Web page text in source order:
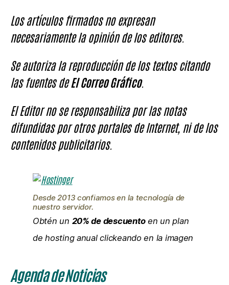
Los artículos firmados no expresan
necesariamente la opinión de los editores.
Se autoriza la reproducción de los textos citando
las fuentes deEl Correo Gráfico.
El Editor no se responsabiliza por las notas
difundidas por otros portales de Internet, ni de los
contenidos publicitarios.
Desde 2013 confiamos en la tecnología de
nuestro servidor.
Obtén un 20% de descuentoen un plan
de hosting anual clickeando en la imagen
Agenda de Noticias